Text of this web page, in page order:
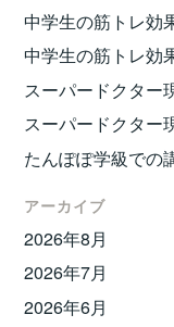
中学生の筋トレ効
中学生の筋トレ効
スーパードクター
スーパードクター
たんぽぽ学級での
アーカイブ
2026年8月
2026年7月
2026年6月